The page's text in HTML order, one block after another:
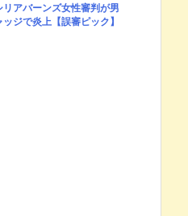
リアバーンズ女性審判が男
ジで炎上【誤審ピック】